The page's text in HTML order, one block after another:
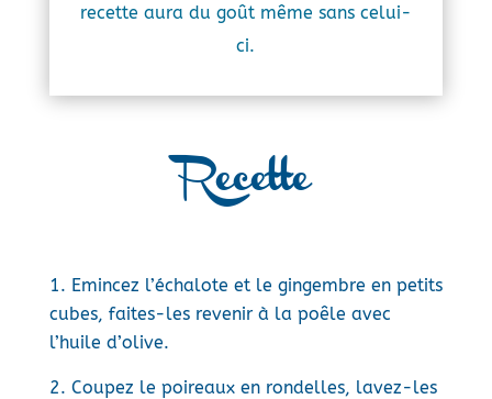
recette aura du goût même sans celui-
ci.
Recette
Emincez l’échalote et le gingembre en petits
cubes, faites-les revenir à la poêle avec
l’huile d’olive.
Coupez le poireaux en rondelles, lavez-les